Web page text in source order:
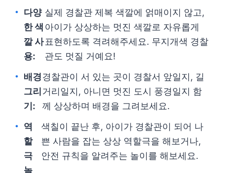
다양
한 색
깔 사
용:
실제 경찰관 제복 색깔에 얽매이지 않고,
아이가 상상하는 멋진 색깔로 자유롭게
표현하도록 격려해주세요. 무지개색 경찰
관도 멋질 거예요!
배경
그리
기:
경찰관이 서 있는 곳이 경찰서 앞일지, 길
거리일지, 아니면 멋진 도시 풍경일지 함
께 상상하며 배경을 그려보세요.
역
할
극
놀
색칠이 끝난 후, 아이가 경찰관이 되어 나
쁜 사람을 잡는 상상 역할극을 해보거나,
안전 규칙을 알려주는 놀이를 해보세요.